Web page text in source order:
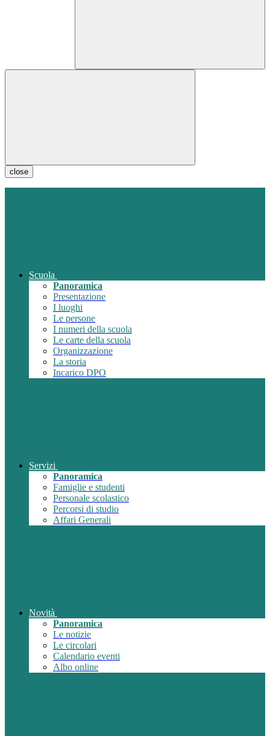
close
Scuola
Panoramica
Presentazione
I luoghi
Le persone
I numeri della scuola
Le carte della scuola
Organizzazione
La storia
Incarico DPO
Servizi
Panoramica
Famiglie e studenti
Personale scolastico
Percorsi di studio
Affari Generali
Novità
Panoramica
Le notizie
Le circolari
Calendario eventi
Albo online